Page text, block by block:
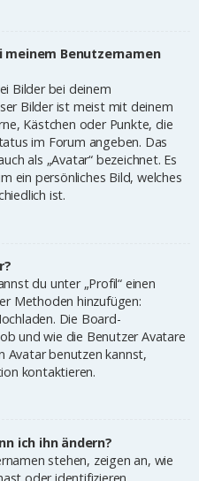
meinem Benutzernamen
Bilder bei deinem
Bilder ist meist mit deinem
Kästchen oder Punkte, die
im Forum angeben. Das
als „Avatar“ bezeichnet. Es
ein persönliches Bild, welches
ist.
du unter „Profil“ einen
Methoden hinzufügen:
Die Board-
und wie die Benutzer Avatare
Avatar benutzen kannst,
kontaktieren.
ich ihn ändern?
stehen, zeigen an, wie
oder identifizieren